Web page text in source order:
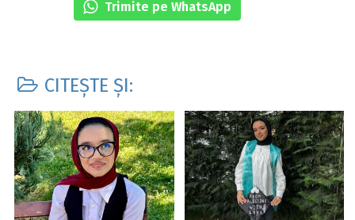
Trimite pe WhatsApp
CITEȘTE ȘI: